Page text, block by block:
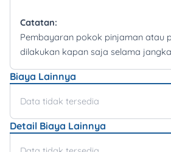
Catatan:
Pembayaran pokok pinjaman atau
dilakukan kapan saja selama
Biaya Lainnya
Data tidak tersedia
Detail Biaya Lainnya